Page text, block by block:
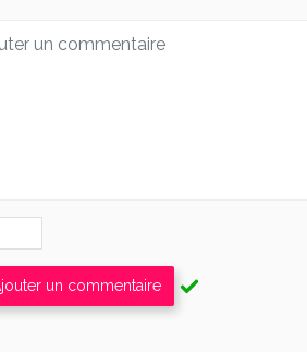
un commentaire